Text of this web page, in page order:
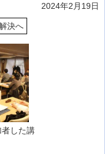
2024年2月19日
決へ
した講